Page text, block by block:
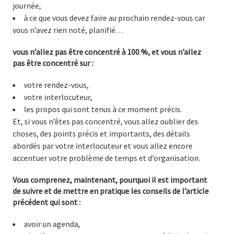
journée,
à ce que vous devez faire au prochain rendez-vous car
vous n’avez rien noté, planifié…
vous n’allez pas être concentré à 100 %, et vous n’allez
pas être concentré sur :
votre rendez-vous,
votre interlocuteur,
les propos qui sont tenus à ce moment précis.
Et, si vous n’êtes pas concentré, vous allez oublier des
choses, des points précis et importants, des détails
abordés par votre interlocuteur et vous allez encore
accentuer votre problème de temps et d’organisation.
Vous comprenez, maintenant, pourquoi il est important
de suivre et de mettre en pratique les conseils de l’article
précédent qui sont :
avoir un agenda,